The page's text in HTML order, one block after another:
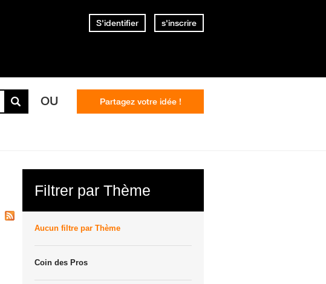
S'identifier s'inscrire
OU Partagez votre idée !
Filtrer par Thème
Aucun filtre par Thème
Coin des Pros